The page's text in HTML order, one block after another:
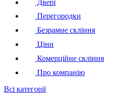
Двері
Перегородки
Безрамне скління
Ціни
Комерційне скління
Про компанію
Всі категорії